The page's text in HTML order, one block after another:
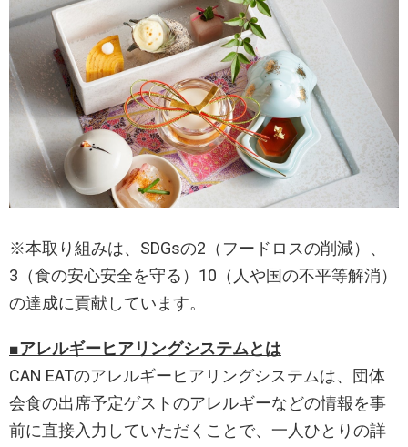
※本取り組みは、SDGsの2（フードロスの削減）、
3（食の安心安全を守る）10（人や国の不平等解消）
の達成に貢献しています。
■アレルギーヒアリングシステムとは
CAN EATのアレルギーヒアリングシステムは、団体
会食の出席予定ゲストのアレルギーなどの情報を事
前に直接入力していただくことで、一人ひとりの詳